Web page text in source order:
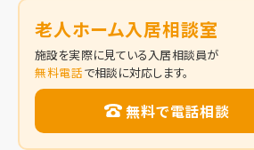
老人ホーム入居相談室
施設を実際に見ている入居相談員が
無料電話で相談に対応します。
無料で電話相談